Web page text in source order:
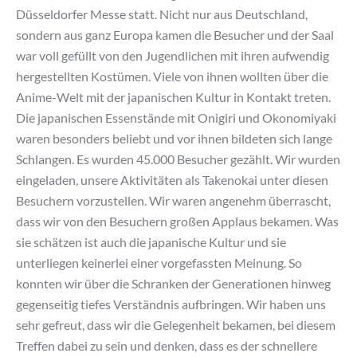
Düsseldorfer Messe statt. Nicht nur aus Deutschland,
sondern aus ganz Europa kamen die Besucher und der Saal
war voll gefüllt von den Jugendlichen mit ihren aufwendig
hergestellten Kostümen. Viele von ihnen wollten über die
Anime-Welt mit der japanischen Kultur in Kontakt treten.
Die japanischen Essenstände mit Onigiri und Okonomiyaki
waren besonders beliebt und vor ihnen bildeten sich lange
Schlangen. Es wurden 45.000 Besucher gezählt. Wir wurden
eingeladen, unsere Aktivitäten als Takenokai unter diesen
Besuchern vorzustellen. Wir waren angenehm überrascht,
dass wir von den Besuchern großen Applaus bekamen. Was
sie schätzen ist auch die japanische Kultur und sie
unterliegen keinerlei einer vorgefassten Meinung. So
konnten wir über die Schranken der Generationen hinweg
gegenseitig tiefes Verständnis aufbringen. Wir haben uns
sehr gefreut, dass wir die Gelegenheit bekamen, bei diesem
Treffen dabei zu sein und denken, dass es der schnellere